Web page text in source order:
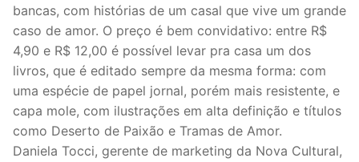
bancas, com histórias de um casal que vive um grande
caso de amor. O preço é bem convidativo: entre R$
4,90 e R$ 12,00 é possível levar pra casa um dos
livros, que é editado sempre da mesma forma: com
uma espécie de papel jornal, porém mais resistente, e
capa mole, com ilustrações em alta definição e títulos
como Deserto de Paixão e Tramas de Amor.
Daniela Tocci, gerente de marketing da Nova Cultural,